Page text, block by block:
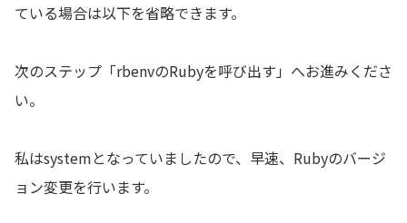
ている場合は以下を省略できます。
次のステップ「rbenvのRubyを呼び出す」へお進みくださ
い。
私はsystemとなっていましたので、早速、Rubyのバージ
ョン変更を行います。